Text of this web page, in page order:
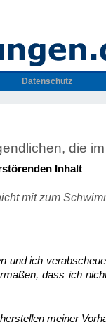
Datenschutz
die
Inhalt
mit zum
und ich
dass ich
meiner